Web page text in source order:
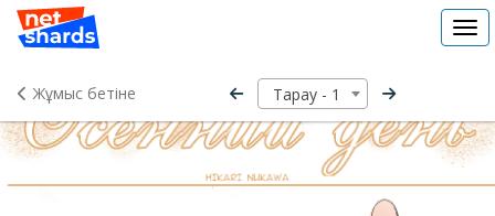
Жұмыс бетіне
Тарау - 1